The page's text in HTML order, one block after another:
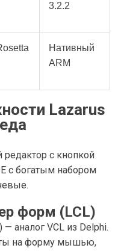
3.2.2
Нативный
ARM
Lazarus
редактор с кнопкой
с богатым набором
форм (LCL)
— аналог VCL из Delphi.
на форму мышью,